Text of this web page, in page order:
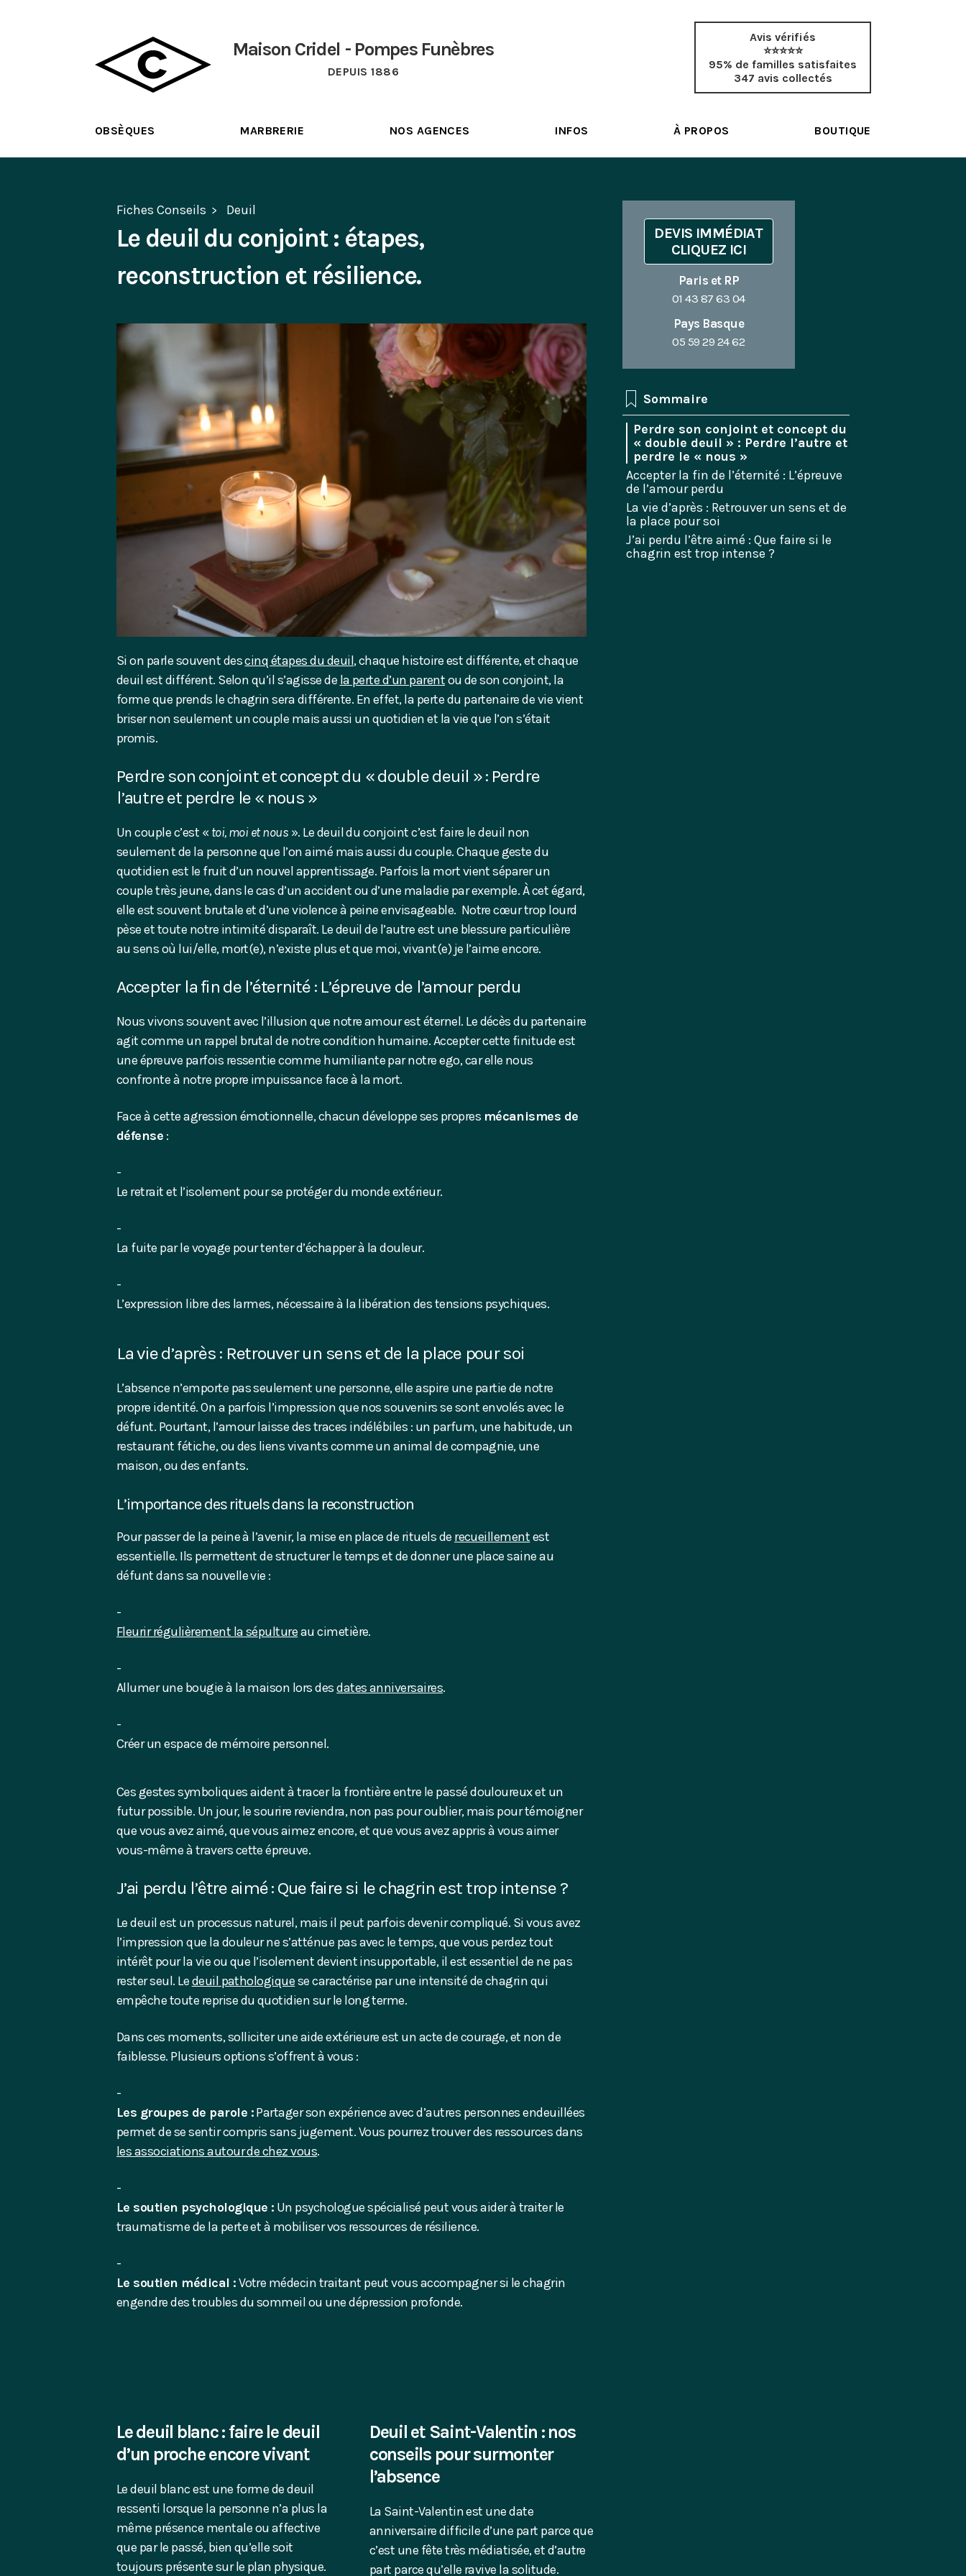
Maison Cridel - Pompes Funèbres
DEPUIS 1886
Avis vérifiés
⭐⭐⭐⭐⭐
95% de familles satisfaites
347 avis collectés
OBSÈQUES MARBRERIE NOS AGENCES INFOS À PROPOS BOUTIQUE
Fiches Conseils Deuil
Le deuil du conjoint : étapes,
reconstruction et résilience.
Si on parle souvent descinq étapes du deuil, chaque histoire est différente, et chaque
deuil est différent. Selon qu’il s’agisse de la perte d’un parentou de son conjoint, la
forme que prends le chagrin sera différente. En effet, la perte du partenaire de vie vient
briser non seulement un couple mais aussi un quotidien et la vie que l’on s’était
promis.
Perdre son conjoint et concept du « double deuil » : Perdre
l’autre et perdre le « nous »
Un couple c’est «toi, moi et nous ». Le deuil du conjoint c’est faire le deuil non
seulement de la personne que l’on aimé mais aussi du couple. Chaque geste du
quotidien est le fruit d’un nouvel apprentissage. Parfois la mort vient séparer un
couple très jeune, dans le cas d’un accident ou d’une maladie par exemple. À cet égard,
elle est souvent brutale et d’une violence à peine envisageable. Notre cœur trop lourd
pèse et toute notre intimité disparaît. Le deuil de l’autre est une blessure particulière
au sens où lui/elle, mort(e), n’existe plus et que moi, vivant(e) je l’aime encore.
Accepter la fin de l’éternité : L’épreuve de l’amour perdu
Nous vivons souvent avec l’illusion que notre amour est éternel. Le décès du partenaire
agit comme un rappel brutal de notre condition humaine. Accepter cette finitude est
une épreuve parfois ressentie comme humiliante par notre ego, car elle nous
confronte à notre propre impuissance face à la mort.
Face à cette agression émotionnelle, chacun développe ses propres mécanismes de
défense :
Le retrait et l’isolement pour se protéger du monde extérieur.
La fuite par le voyage pour tenter d’échapper à la douleur.
L’expression libre des larmes, nécessaire à la libération des tensions psychiques.
La vie d’après : Retrouver un sens et de la place pour soi
L’absence n’emporte pas seulement une personne, elle aspire une partie de notre
propre identité. On a parfois l’impression que nos souvenirs se sont envolés avec le
défunt. Pourtant, l’amour laisse des traces indélébiles : un parfum, une habitude, un
restaurant fétiche, ou des liens vivants comme un animal de compagnie, une
maison, ou des enfants.
L’importance des rituels dans la reconstruction
Pour passer de la peine à l’avenir, la mise en place de rituels de recueillementest
essentielle. Ils permettent de structurer le temps et de donner une place saine au
défunt dans sa nouvelle vie :
Fleurir régulièrement la sépultureau cimetière.
Allumer une bougie à la maison lors desdates anniversaires.
Créer un espace de mémoire personnel.
Ces gestes symboliques aident à tracer la frontière entre le passé douloureux et un
futur possible. Un jour, le sourire reviendra, non pas pour oublier, mais pour témoigner
que vous avez aimé, que vous aimez encore, et que vous avez appris à vous aimer
vous-même à travers cette épreuve.
J’ai perdu l’être aimé : Que faire si le chagrin est trop intense ?
Le deuil est un processus naturel, mais il peut parfois devenir compliqué. Si vous avez
l’impression que la douleur ne s’atténue pas avec le temps, que vous perdez tout
intérêt pour la vie ou que l’isolement devient insupportable, il est essentiel de ne pas
rester seul. Ledeuil pathologiquese caractérise par une intensité de chagrin qui
empêche toute reprise du quotidien sur le long terme.
Dans ces moments, solliciter une aide extérieure est un acte de courage, et non de
faiblesse. Plusieurs options s’offrent à vous :
Les groupes de parole :Partager son expérience avec d’autres personnes endeuillées
permet de se sentir compris sans jugement. Vous pourrez trouver des ressources dans
les associations autour de chez vous.
Le soutien psychologique : Un psychologue spécialisé peut vous aider à traiter le
traumatisme de la perte et à mobiliser vos ressources de résilience.
Le soutien médical :Votre médecin traitant peut vous accompagner si le chagrin
engendre des troubles du sommeil ou une dépression profonde.
DEVIS IMMÉDIAT
CLIQUEZ ICI
Paris et RP
01 43 87 63 04
Pays Basque
05 59 29 24 62
Sommaire
Perdre son conjoint et concept du
« double deuil » : Perdre l’autre et
perdre le « nous »
Accepter la fin de l’éternité : L’épreuve
de l’amour perdu
La vie d’après : Retrouver un sens et de
la place pour soi
J’ai perdu l’être aimé : Que faire si le
chagrin est trop intense ?
Le deuil blanc : faire le deuil
d’un proche encore vivant
Le deuil blanc est une forme de deuil
ressenti lorsque la personne n’a plus la
même présence mentale ou affective
que par le passé, bien qu’elle soit
toujours présente sur le plan physique.
Deuil et Saint-Valentin : nos
conseils pour surmonter
l’absence
La Saint-Valentin est une date
anniversaire difficile d’une part parce que
c’est une fête très médiatisée, et d’autre
part parce qu’elle ravive la solitude.